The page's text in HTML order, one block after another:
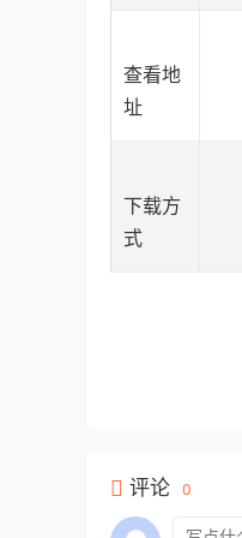
查看地
址
下载方
式
评论 0